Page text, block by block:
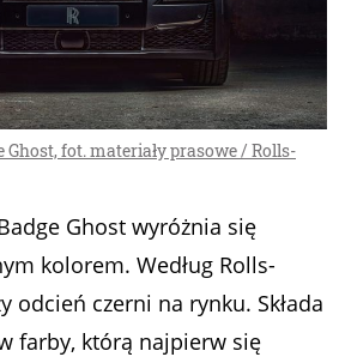
Ghost, fot. materiały prasowe / Rolls-
Ghost wyróżnia się
kolorem. Według Rolls-
odcień czerni na rynku. Składa
farby, którą najpierw się